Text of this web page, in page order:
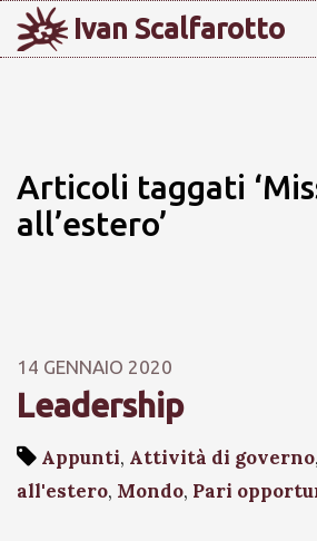
Ivan Scalfarotto
Articoli taggati
all’estero’
14 GENNAIO 2020
Leadership
Appunti, Attività di governo,
all'estero, Mondo, Pari